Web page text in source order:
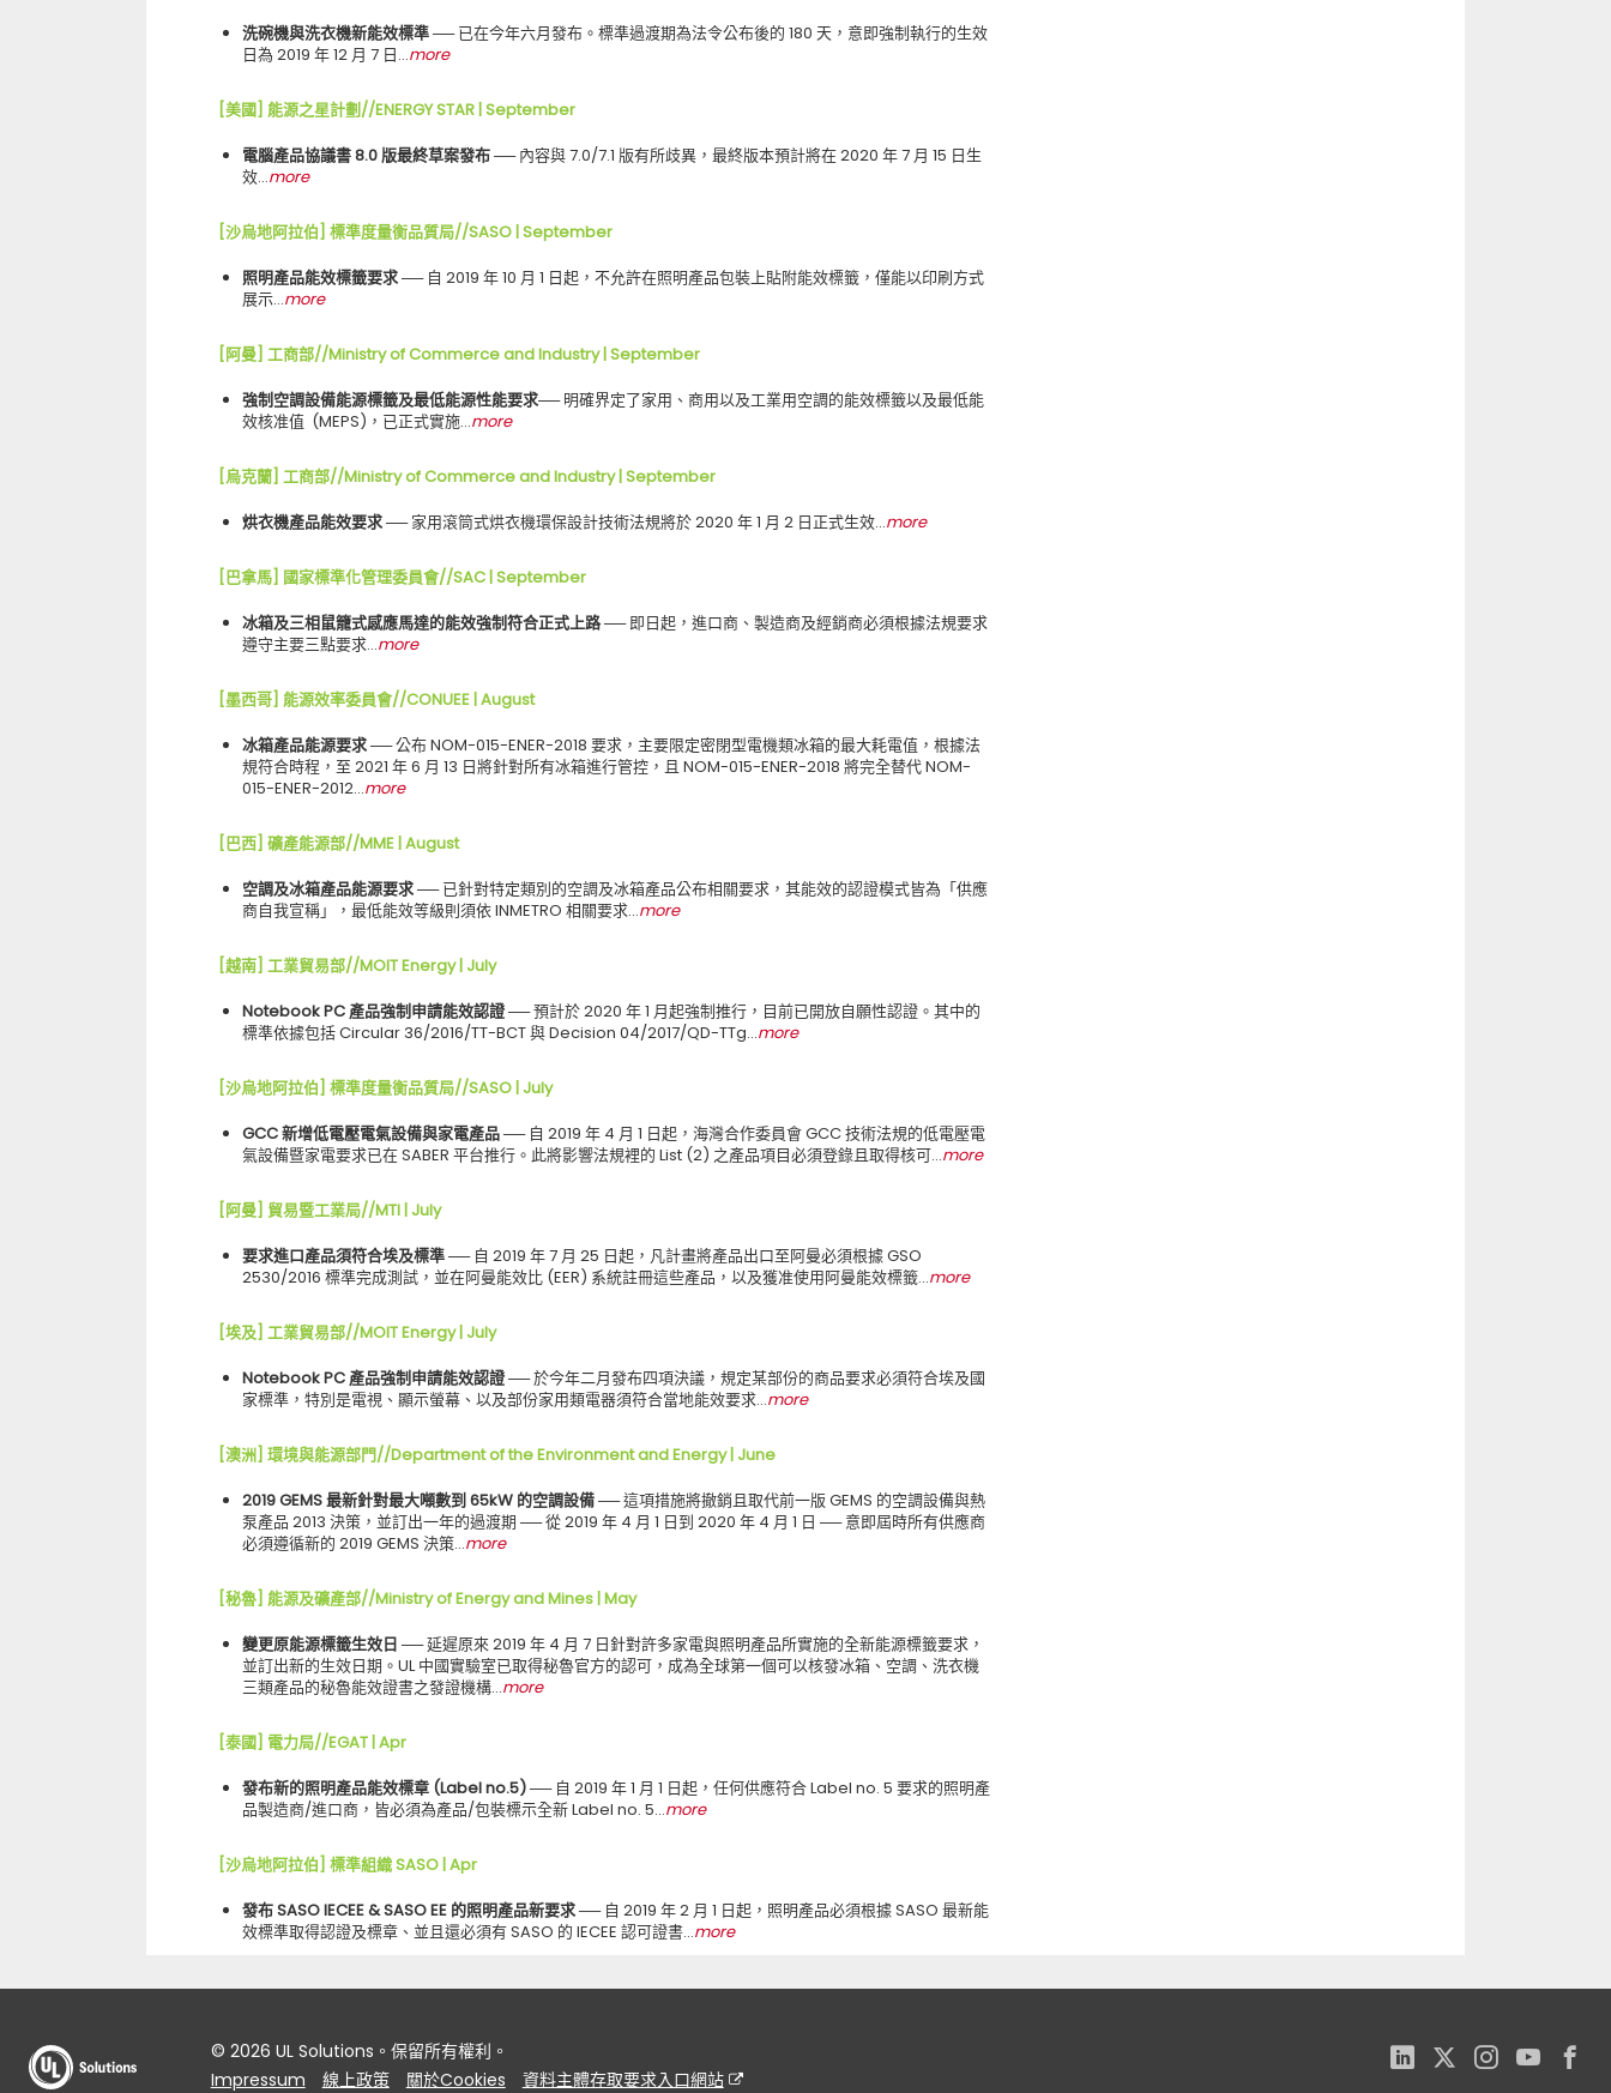
洗碗機與洗衣機新能效標準── 已在今年六月發布。標準過渡期為法令公布後的 180 天，意即強制執行的生效
日為 2019 年 12 月 7 日…more
[美國] 能源之星計劃//ENERGY STAR | September
電腦產品協議書 8.0 版最終草案發布── 內容與 7.0/7.1 版有所歧異，最終版本預計將在 2020 年 7 月 15 日生
效…more
[沙烏地阿拉伯] 標準度量衡品質局//SASO | September
照明產品能效標籤要求 ── 自 2019 年 10 月 1 日起，不允許在照明產品包裝上貼附能效標籤，僅能以印刷方式
展示…more
[阿曼] 工商部//Ministry of Commerce and Industry | September
強制空調設備能源標籤及最低能源性能要求──明確界定了家用、商用以及工業用空調的能效標籤以及最低能
效核准值 (MEPS)，已正式實施…more
[烏克蘭] 工商部//Ministry of Commerce and Industry | September
烘衣機產品能效要求 ──家用滾筒式烘衣機環保設計技術法規將於 2020 年 1 月 2 日正式生效…more
[巴拿馬] 國家標準化管理委員會//SAC | September
冰箱及三相鼠籠式感應馬達的能效強制符合正式上路 ──即日起，進口商、製造商及經銷商必須根據法規要求
遵守主要三點要求…more
[墨西哥] 能源效率委員會//CONUEE | August
冰箱產品能源要求 ──公布 NOM-015-ENER-2018 要求，主要限定密閉型電機類冰箱的最大耗電值，根據法
規符合時程，至 2021 年 6 月 13 日將針對所有冰箱進行管控，且 NOM-015-ENER-2018 將完全替代 NOM-
015-ENER-2012…more
[巴西] 礦產能源部//MME | August
空調及冰箱產品能源要求 ──已針對特定類別的空調及冰箱產品公布相關要求，其能效的認證模式皆為「供應
商自我宣稱」，最低能效等級則須依 INMETRO 相關要求…more
[越南] 工業貿易部//MOIT Energy | July
Notebook PC 產品強制申請能效認證 ──預計於 2020 年 1 月起強制推行，目前已開放自願性認證。其中的
標準依據包括 Circular 36/2016/TT-BCT 與 Decision 04/2017/QD-TTg…more
[沙烏地阿拉伯] 標準度量衡品質局//SASO | July
GCC 新增低電壓電氣設備與家電產品 ── 自 2019 年 4 月 1 日起，海灣合作委員會 GCC 技術法規的低電壓電
氣設備暨家電要求已在 SABER 平台推行。此將影響法規裡的 List (2) 之產品項目必須登錄且取得核可…more
[阿曼] 貿易暨工業局//MTI | July
要求進口產品須符合埃及標準 ── 自 2019 年 7 月 25 日起，凡計畫將產品出口至阿曼必須根據 GSO
2530/2016 標準完成測試，並在阿曼能效比 (EER) 系統註冊這些產品，以及獲准使用阿曼能效標籤…more
[埃及] 工業貿易部//MOIT Energy | July
Notebook PC 產品強制申請能效認證 ──於今年二月發布四項決議，規定某部份的商品要求必須符合埃及國
家標準，特別是電視、顯示螢幕、以及部份家用類電器須符合當地能效要求…more
[澳洲] 環境與能源部門//Department of the Environment and Energy | June
2019 GEMS 最新針對最大噸數到 65kW 的空調設備 ──這項措施將撤銷且取代前一版 GEMS 的空調設備與熱
泵產品 2013 決策，並訂出一年的過渡期 ── 從 2019 年 4 月 1 日到 2020 年 4 月 1 日 ── 意即屆時所有供應商
必須遵循新的 2019 GEMS 決策…more
[秘魯] 能源及礦產部//Ministry of Energy and Mines | May
變更原能源標籤生效日 ──延遲原來 2019 年 4 月 7 日針對許多家電與照明產品所實施的全新能源標籤要求，
並訂出新的生效日期。UL 中國實驗室已取得秘魯官方的認可，成為全球第一個可以核發冰箱、空調、洗衣機
三類產品的秘魯能效證書之發證機構…more
[泰國] 電力局//EGAT | Apr
發布新的照明產品能效標章 (Label no.5) ── 自 2019 年 1 月 1 日起，任何供應符合 Label no. 5 要求的照明產
品製造商/進口商，皆必須為產品/包裝標示全新 Label no. 5…more
[沙烏地阿拉伯] 標準組織 SASO | Apr
發布 SASO IECEE & SASO EE 的照明產品新要求 ──自 2019 年 2 月 1 日起，照明產品必須根據 SASO 最新能
效標準取得認證及標章、並且還必須有 SASO 的 IECEE 認可證書…more
© 2026 UL Solutions。保留所有權利。
Impressum
線上政策 關於Cookies 資料主體存取要求入口網站